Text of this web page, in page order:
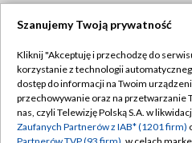
Abonament TVP
Emisja w TVP
Polityka
Szanujemy Twoją prywatność
Kliknij "Akceptuję i przechodzę do
korzystanie z technologii
dostęp do informacji na Twoim
przechowywanie oraz na przetwarzanie
nas, czyli Telewizję Polską S.A. w
Zaufanych Partnerów z IAB* (1201 firm)